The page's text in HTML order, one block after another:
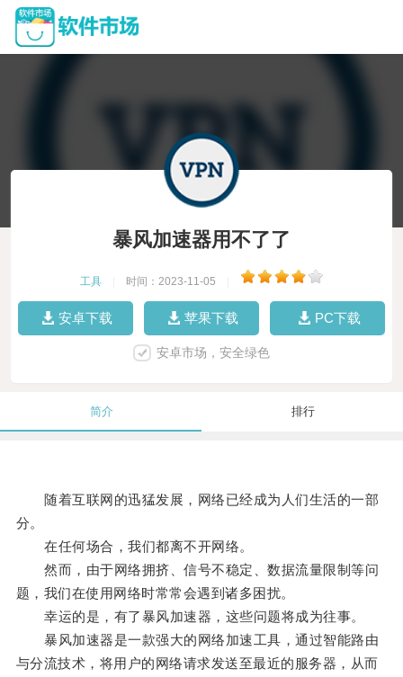
暴风加速器用不了了
工具 时间：2023-11-05
安卓下载 苹果下载 PC下载
安卓市场，安全绿色
简介 排行
随着互联网的迅猛发展，网络已经成为人们生活的一部
分。
在任何场合，我们都离不开网络。
然而，由于网络拥挤、信号不稳定、数据流量限制等问
题，我们在使用网络时常常会遇到诸多困扰。
幸运的是，有了暴风加速器，这些问题将成为往事。
暴风加速器是一款强大的网络加速工具，通过智能路由
与分流技术，将用户的网络请求发送至最近的服务器，从而